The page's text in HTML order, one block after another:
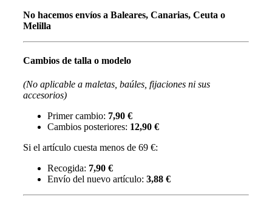
No hacemos envíos a Baleares, Canarias, Ceuta o
Melilla
Cambios de talla o modelo
(No aplicable a maletas, baúles, fijaciones ni sus
accesorios)
Primer cambio: 7,90 €
Cambios posteriores: 12,90 €
Si el artículo cuesta menos de 69 €:
Recogida: 7,90 €
Envío del nuevo artículo: 3,88 €